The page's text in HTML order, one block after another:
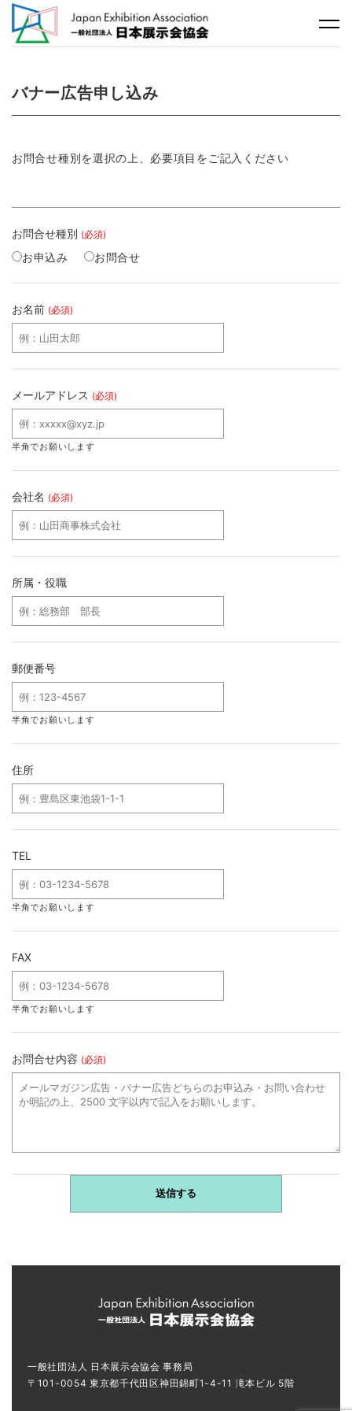
バナー広告申し込み
お問合せ種別を選択の上、必要項目をご記入ください
お問合せ種別 (必須)
お申込み お問合せ
お名前 (必須)
メールアドレス (必須)
半角でお願いします
会社名 (必須)
所属・役職
郵便番号
半角でお願いします
住所
TEL
半角でお願いします
FAX
半角でお願いします
お問合せ内容 (必須)
一般社団法人 日本展示会協会 事務局
〒101-0054 東京都千代田区神田錦町1-4-11 滝本ビル 5階